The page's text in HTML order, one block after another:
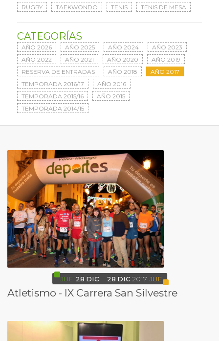
RUGBY
TAEKWONDO TENIS TENIS DE MESA
CATEGORÍAS
AÑO 2026 AÑO 2025 AÑO 2024
AÑO 2023
AÑO 2022
AÑO 2021 AÑO 2020
AÑO 2019
RESERVA DE ENTRADAS
AÑO 2018
AÑO 2017
TEMPORADA 2016/17
AÑO 2016
TEMPORADA 2015/16
AÑO 2015
TEMPORADA 2014/15
JUE 28 DIC 28 DIC 2017 JUE
Atletismo - IX Carrera San Silvestre